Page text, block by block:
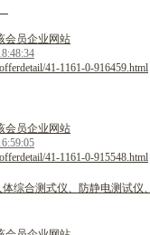
会员企业网站
41-1161-0-916459.html
会员企业网站
41-1161-0-915548.html
体综合测式仪、 防静电测试仪